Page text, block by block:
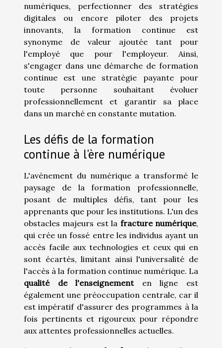
numériques, perfectionner des stratégies
digitales ou encore piloter des projets
innovants, la formation continue est
synonyme de valeur ajoutée tant pour
l'employé que pour l'employeur. Ainsi,
s'engager dans une démarche de formation
continue est une stratégie payante pour
toute personne souhaitant évoluer
professionnellement et garantir sa place
dans un marché en constante mutation.
Les défis de la formation
continue à l'ère numérique
L'avènement du numérique a transformé le
paysage de la formation professionnelle,
posant de multiples défis, tant pour les
apprenants que pour les institutions. L'un des
obstacles majeurs est la fracture numérique,
qui crée un fossé entre les individus ayant un
accès facile aux technologies et ceux qui en
sont écartés, limitant ainsi l'universalité de
l'accès à la formation continue numérique. La
qualité de l'enseignementen ligne est
également une préoccupation centrale, car il
est impératif d'assurer des programmes à la
fois pertinents et rigoureux pour répondre
aux attentes professionnelles actuelles.